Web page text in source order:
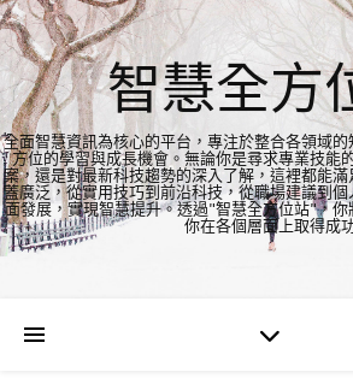
智慧全方
全面智慧資訊為核心的平台，專注於整合各領域
方位的學習與成長機會。無論你是尋求專業技能
案，還是對最新科技趨勢的深入了解，這裡都能
蓋廣泛，從實用技巧到前沿科技，從職場建議到
面發展，實現智慧提升。透過"智慧全方位站"，
你在各個層面上取得成